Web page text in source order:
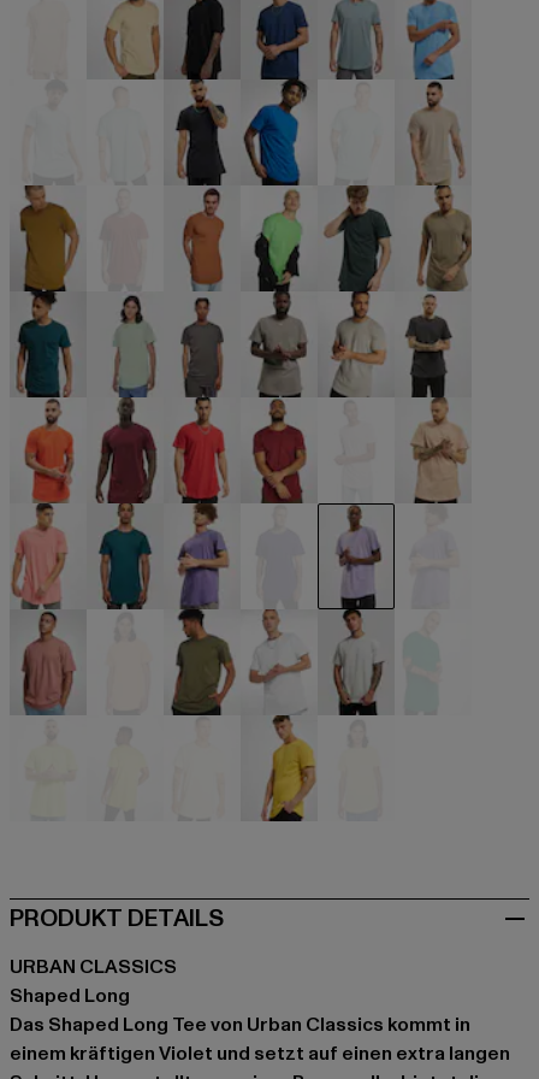
schwarz blau blau
blau blau blau blau braun
braun braun braun grün grün grün
grün grün grau grau grau
orange rot rot rosa
rosa violet violet violet
weiß
PRODUKT DETAILS
URBAN CLASSICS
Shaped Long
Das Shaped Long Tee von Urban Classics kommt in
einem kräftigen Violet und setzt auf einen extra langen